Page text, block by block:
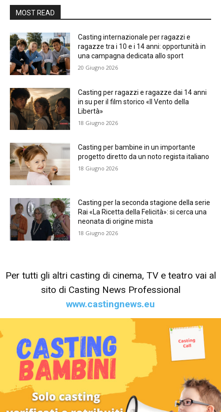
MOST READ
Casting internazionale per ragazzi e
ragazze tra i 10 e i 14 anni: opportunità in
una campagna dedicata allo sport
20 Giugno 2026
Casting per ragazzi e ragazze dai 14 anni
in su per il film storico «Il Vento della
Libertà»
18 Giugno 2026
Casting per bambine in un importante
progetto diretto da un noto regista italiano
18 Giugno 2026
Casting per la seconda stagione della serie
Rai «La Ricetta della Felicità»: si cerca una
neonata di origine mista
18 Giugno 2026
Per tutti gli altri casting di cinema, TV e teatro vai al
sito di Casting News Professional
www.castingnews.eu